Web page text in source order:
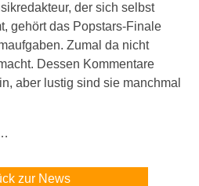
der sich selbst
gehört das Popstars-Finale
Zumal da nicht
Dessen Kommentare
aber lustig sind sie manchmal
zur News